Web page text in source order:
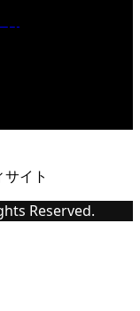
イト
Reserved.